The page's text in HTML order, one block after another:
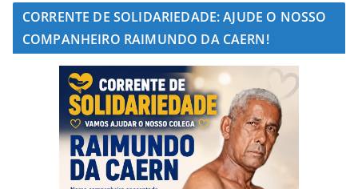
CORRENTE DE SOLIDARIEDADE: AJUDE O NOSSO
COMPANHEIRO RAIMUNDO DA CAERN!